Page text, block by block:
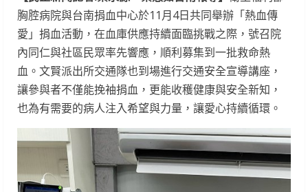
胸腔病院與台南捐血中心於11月4日共同舉辦「熱血傳
愛」捐血活動，在血庫供應持續面臨挑戰之際，號召院
內同仁與社區民眾率先響應，順利募集到一批救命熱
血。文賢派出所交通隊也到場進行交通安全宣導講座，
讓參與者不僅能挽袖捐血，更能收穫健康與安全新知，
也為有需要的病人注入希望與力量，讓愛心持續循環。